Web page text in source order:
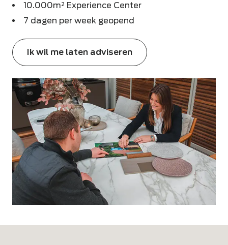
10.000m² Experience Center
7 dagen per week geopend
Ik wil me laten adviseren